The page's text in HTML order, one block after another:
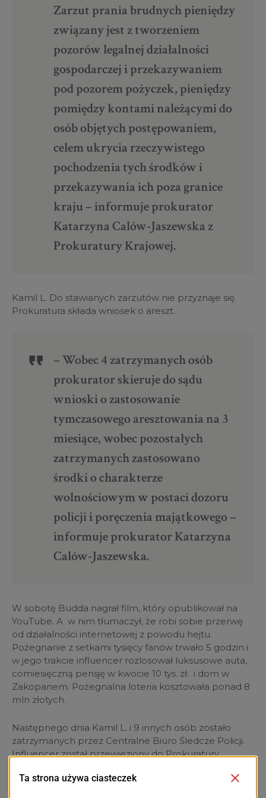
Zarzut prania brudnych pieniędzy
związany jest z tworzeniem
pozorów legalnej działalności
gospodarczej i przekazywaniem
pod pozorem pożyczek, pieniędzy
pomiędzy kontami należącymi do
osób objętych postępowaniem,
celem ukrycia rzeczywistego
pochodzenia tych środków i
przekazywania ich poza granice
kraju – informuje prokurator
Katarzyna Calów-Jaszewska z
Prokuratury Krajowej.
Kamil L. Do stawianych zarzutów nie przyznaje się.
Prokuratura składa wniosek o areszt.
– Wobec 4 zatrzymanych osób
prokurator skieruje do sądu
wnioski o zastosowanie
tymczasowego aresztowania na 3
miesiące, wobec pozostałych
zatrzymanych zastosowano
środki o charakterze
wolnościowym w postaci dozoru
policji i poręczenia majątkowego –
informuje prokurator Katarzyna
Calów-Jaszewska.
W sobotę Budda nagrał film, który opublikował na
YouTube. A w nim tłumaczył, że robi sobie przerwę
od działalności internetowej z powodu hejtu.
Pożegnanie z setkami tysięcy fanów trwało 5 godzin i
w jego trakcie influencer rozlosował luksusowe auta,
comiesięczną pensję w kwocie 10 tys. zł. i dom w
Zakopanem. Pożegnalna loteria kosztowała ponad 8
mln złotych.
Następnego dnia Kamil L. i 9 innych osób zostało
zatrzymanych przez Centralne Biuro Śledcze Policji.
Influencer został przewieziony do Prokuratury
postawiono mu zarzuty. Jednocześnie CBŚP